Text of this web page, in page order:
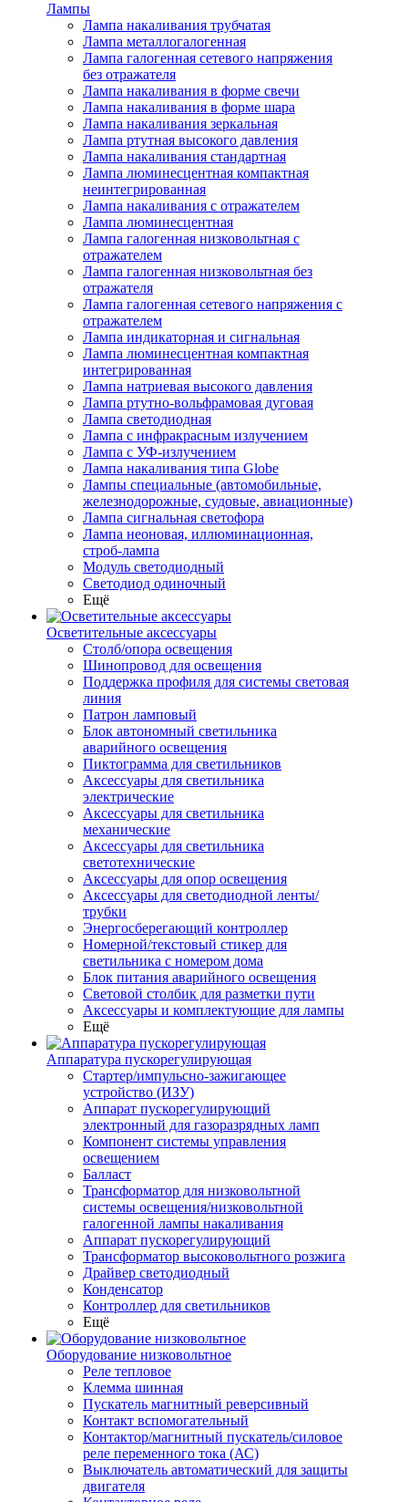
Лампы
Лампа накаливания трубчатая
Лампа металлогалогенная
Лампа галогенная сетевого напряжения
без отражателя
Лампа накаливания в форме свечи
Лампа накаливания в форме шара
Лампа накаливания зеркальная
Лампа ртутная высокого давления
Лампа накаливания стандартная
Лампа люминесцентная компактная
неинтегрированная
Лампа накаливания с отражателем
Лампа люминесцентная
Лампа галогенная низковольтная с
отражателем
Лампа галогенная низковольтная без
отражателя
Лампа галогенная сетевого напряжения с
отражателем
Лампа индикаторная и сигнальная
Лампа люминесцентная компактная
интегрированная
Лампа натриевая высокого давления
Лампа ртутно-вольфрамовая дуговая
Лампа светодиодная
Лампа с инфракрасным излучением
Лампа с УФ-излучением
Лампа накаливания типа Globe
Лампы специальные (автомобильные,
железнодорожные, судовые, авиационные)
Лампа сигнальная светофора
Лампа неоновая, иллюминационная,
строб-лампа
Модуль светодиодный
Светодиод одиночный
Ещё
Осветительные аксессуары
Столб/опора освещения
Шинопровод для освещения
Поддержка профиля для системы световая
линия
Патрон ламповый
Блок автономный светильника
аварийного освещения
Пиктограмма для светильников
Аксессуары для светильника
электрические
Аксессуары для светильника
механические
Аксессуары для светильника
светотехнические
Аксессуары для опор освещения
Аксессуары для светодиодной ленты/
трубки
Энергосберегающий контроллер
Номерной/текстовый стикер для
светильника с номером дома
Блок питания аварийного освещения
Световой столбик для разметки пути
Аксессуары и комплектующие для лампы
Ещё
Аппаратура пускорегулирующая
Стартер/импульсно-зажигающее
устройство (ИЗУ)
Аппарат пускорегулирующий
электронный для газоразрядных ламп
Компонент системы управления
освещением
Балласт
Трансформатор для низковольтной
системы освещения/низковольтной
галогенной лампы накаливания
Аппарат пускорегулирующий
Трансформатор высоковольтного розжига
Драйвер светодиодный
Конденсатор
Контроллер для светильников
Ещё
Оборудование низковольтное
Реле тепловое
Клемма шинная
Пускатель магнитный реверсивный
Контакт вспомогательный
Контактор/магнитный пускатель/силовое
реле переменного тока (АС)
Выключатель автоматический для защиты
двигателя